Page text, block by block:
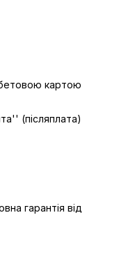
картою
(післяплата)
гарантія від